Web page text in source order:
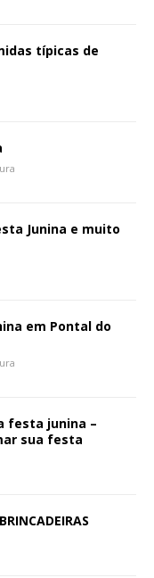
típicas de
Junina e muito
em Pontal do
festa junina –
sua festa